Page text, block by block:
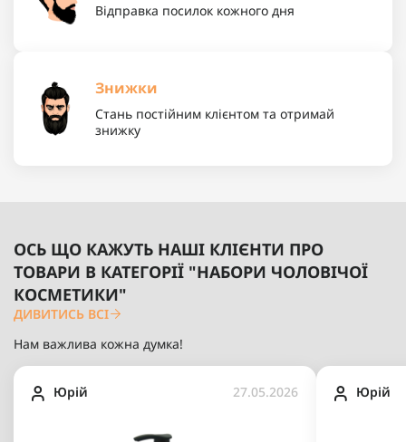
Відправка посилок кожного дня
Знижки
Стань постійним клієнтом та отримай
знижку
ОСЬ ЩО КАЖУТЬ НАШІ КЛІЄНТИ ПРО
ТОВАРИ В КАТЕГОРІЇ "НАБОРИ ЧОЛОВІЧОЇ
КОСМЕТИКИ"
ДИВИТИСЬ ВСІ
Нам важлива кожна думка!
Юрій 27.05.2026 Юрій